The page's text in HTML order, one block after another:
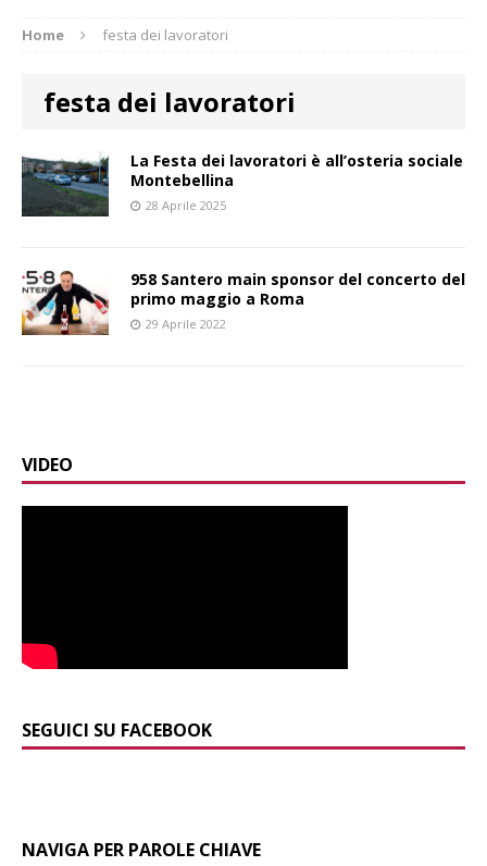
Home festa dei lavoratori
festa dei lavoratori
La Festa dei lavoratori è all’osteria sociale
Montebellina
28 Aprile 2025
958 Santero main sponsor del concerto del
primo maggio a Roma
29 Aprile 2022
VIDEO
SEGUICI SU FACEBOOK
NAVIGA PER PAROLE CHIAVE